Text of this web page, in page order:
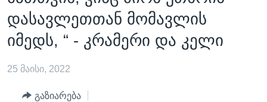
გადადით
ძიებაზე
ᲐᲨᲨ
ᲐᲨᲨ-ᲘᲡ ᲐᲠᲩᲔᲕᲜᲔᲑᲘ 2024
ᲛᲡᲝᲤᲚᲘᲝ
ᲕᲘᲓᲔᲝᲔᲑᲘ
ᲒᲐᲓᲐᲪᲔᲛᲔᲑᲘ
დასავლეთთან მომავლის
იმედს, “ - კრამერი და კელი
25 მაისი, 2022
გაზიარება